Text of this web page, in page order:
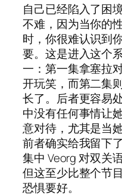
自己已经陷入了困
不难，因为当你的
时，你很难认识到
要。这是进入这个
一：第一集拿塞拉
开玩笑，而第二集
长了。后者更容易
中没有任何事情让
意对待，尤其是当
前者确实给我留下
集中 Veorg 对双关
但这至少比整个节
恐惧要好。